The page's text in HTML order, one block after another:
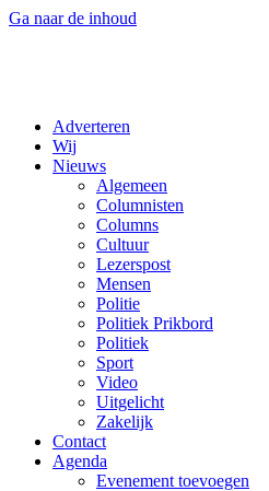
Ga naar de inhoud
Adverteren
Wij
Nieuws
Algemeen
Columnisten
Columns
Cultuur
Lezerspost
Mensen
Politie
Politiek Prikbord
Politiek
Sport
Video
Uitgelicht
Zakelijk
Contact
Agenda
Evenement toevoegen